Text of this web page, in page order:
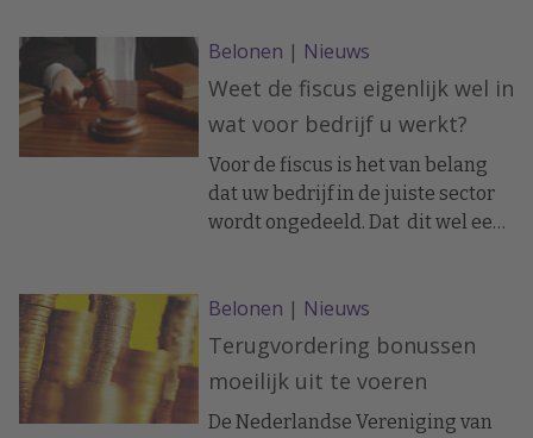
verhoging. De realiteitszin over de
crisis lijkt daarmee groter te zijn
geworden, want twee jaar
geleden hield nog maar 18
procent er rekening mee geen
salarisverhoging te zullen
krijgen.
Belonen | Nieuws
Weet de fiscus eigenlijk wel in
wat voor bedrijf u werkt?
Voor de fiscus is het van belang
dat uw bedrijf in de juiste sector
wordt ongedeeld. Dat dit wel eens
van de Hoge Raad.
Belonen | Nieuws
Terugvordering bonussen
moeilijk uit te voeren
De Nederlandse Vereniging van